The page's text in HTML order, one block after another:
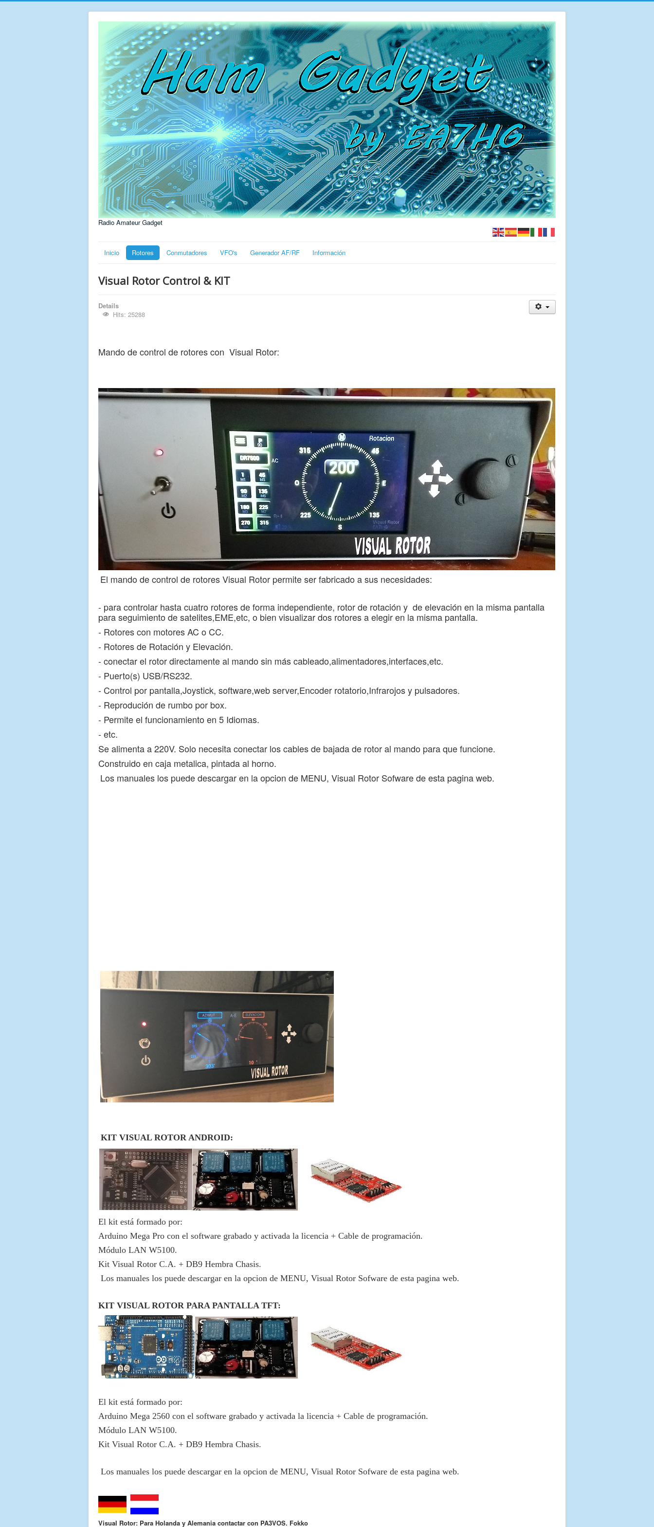
Radio Amateur Gadget
Inicio Rotores Conmutadores VFO's Generador AF/RF Información
Visual Rotor Control & KIT
Details
Hits: 25288
Mando de control de rotores con Visual Rotor:
El mando de control de rotores Visual Rotor permite ser fabricado a sus necesidades:
- para controlar hasta cuatro rotores de forma independiente, rotor de rotación y de elevación en la misma pantalla
para seguimiento de satelites,EME,etc, o bien visualizar dos rotores a elegir en la misma pantalla.
- Rotores con motores AC o CC.
- Rotores de Rotación y Elevación.
- conectar el rotor directamente al mando sin más cableado,alimentadores,interfaces,etc.
- Puerto(s) USB/RS232.
- Control por pantalla,Joystick, software,web server,Encoder rotatorio,Infrarojos y pulsadores.
- Reprodución de rumbo por box.
- Permite el funcionamiento en 5 Idiomas.
- etc.
Se alimenta a 220V. Solo necesita conectar los cables de bajada de rotor al mando para que funcione.
Construido en caja metalica, pintada al horno.
Los manuales los puede descargar en la opcion de MENU, Visual Rotor Sofware de esta pagina web.
KIT VISUAL ROTOR ANDROID:
El kit está formado por:
Arduino Mega Pro con el software grabado y activada la licencia + Cable de programación.
Módulo LAN W5100.
Kit Visual Rotor C.A. + DB9 Hembra Chasis.
Los manuales los puede descargar en la opcion de MENU, Visual Rotor Sofware de esta pagina web.
KIT VISUAL ROTOR PARA PANTALLA TFT:
El kit está formado por:
Arduino Mega 2560 con el software grabado y activada la licencia + Cable de programación.
Módulo LAN W5100.
Kit Visual Rotor C.A. + DB9 Hembra Chasis.
Los manuales los puede descargar en la opcion de MENU, Visual Rotor Sofware de esta pagina web.
Visual Rotor: Para Holanda y Alemania contactar con PA3VOS. Fokko